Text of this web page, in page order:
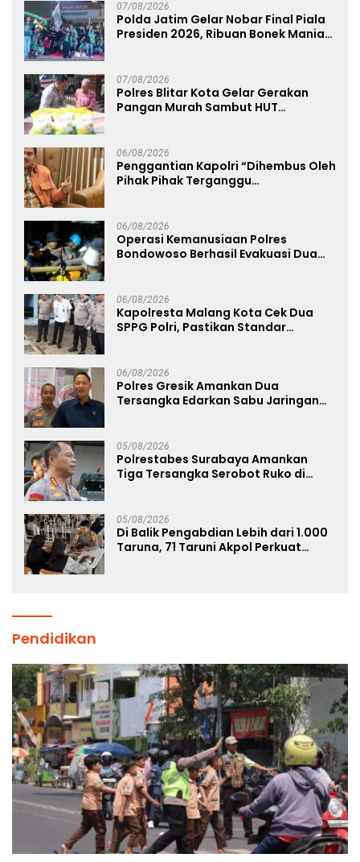
07/08/2026
Polda Jatim Gelar Nobar Final Piala
Presiden 2026, Ribuan Bonek Mania
07/08/2026
Polres Blitar Kota Gelar Gerakan
Pangan Murah Sambut HUT
06/08/2026
Penggantian Kapolri “Dihembus Oleh
Pihak Pihak Terganggu
06/08/2026
Operasi Kemanusiaan Polres
Bondowoso Berhasil Evakuasi Dua
06/08/2026
Kapolresta Malang Kota Cek Dua
SPPG Polri, Pastikan Standar
06/08/2026
Polres Gresik Amankan Dua
Tersangka Edarkan Sabu Jaringan
05/08/2026
Polrestabes Surabaya Amankan
Tiga Tersangka Serobot Ruko di
05/08/2026
Di Balik Pengabdian Lebih dari 1.000
Taruna, 71 Taruni Akpol Perkuat
Pendidikan